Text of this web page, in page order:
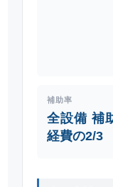
補助率
全設備 補
経費の2/3